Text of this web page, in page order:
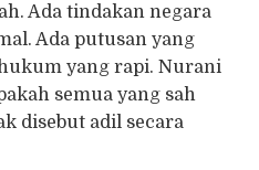
Ada tindakan negara
Ada putusan yang
yang rapi. Nurani
semua yang sah
disebut adil secara